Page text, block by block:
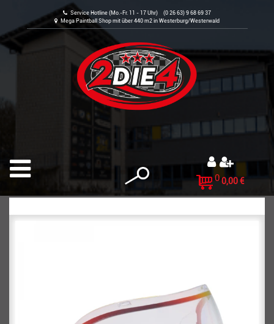
Service Hotline (Mo.-Fr. 11 - 17 Uhr) (0 26 63) 9 68 69 37
Mega Paintball Shop mit über 440 m2 in Westerburg/Westerwald
0 0,00 €